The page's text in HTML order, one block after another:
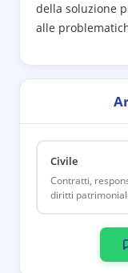
della soluzione
alle
Civile
Contratti,
diritti